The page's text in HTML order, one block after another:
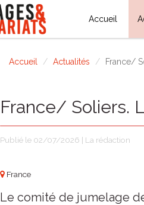
Accueil
Accueil Actualités France/
France/ Soliers.
Publié le 02/07/2026 | La rédaction
France
Le comité de jumelage